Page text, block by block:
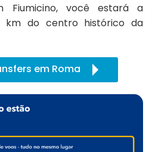
Fiumicino, você estará a
km do centro histórico da
em Roma